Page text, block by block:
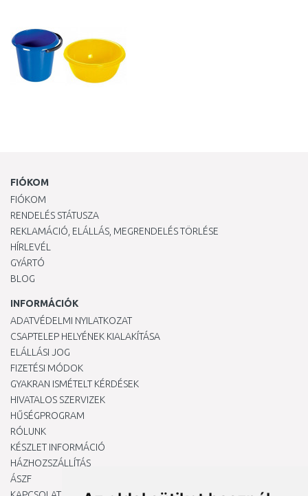
FIÓKOM
FIÓKOM
RENDELÉS STÁTUSZA
REKLAMÁCIÓ, ELÁLLÁS, MEGRENDELÉS TÖRLÉSE
HÍRLEVÉL
GYÁRTÓ
BLOG
INFORMÁCIÓK
ADATVÉDELMI NYILATKOZAT
CSAPTELEP HELYÉNEK KIALAKÍTÁSA
ELÁLLÁSI JOG
FIZETÉSI MÓDOK
GYAKRAN ISMÉTELT KÉRDÉSEK
HIVATALOS SZERVIZEK
HŰSÉGPROGRAM
RÓLUNK
KÉSZLET INFORMÁCIÓ
HÁZHOZSZÁLLÍTÁS
ÁSZF